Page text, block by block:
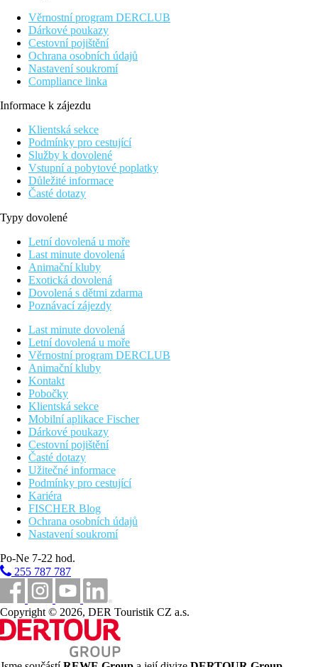
Věrnostní program DERCLUB
Dárkové poukazy
Cestovní pojištění
Ochrana osobních údajů
Nastavení soukromí
Compliance linka
Informace k zájezdu
Klientská sekce
Podmínky pro cestující
Služby k dovolené
Vstupní a pobytové poplatky
Důležité informace
Časté dotazy
Typy dovolené
Letní dovolená u moře
Last minute dovolená
Animační kluby
Exotická dovolená
Dovolená s dětmi zdarma
Poznávací zájezdy
Last minute dovolená
Letní dovolená u moře
Věrnostní program DERCLUB
Animační kluby
Kontakt
Pobočky
Klientská sekce
Mobilní aplikace Fischer
Dárkové poukazy
Cestovní pojištění
Časté dotazy
Užitečné informace
Podmínky pro cestující
Kariéra
FISCHER Blog
Ochrana osobních údajů
Nastavení soukromí
Po-Ne 7-22 hod.
255 787 787
Copyright © 2026, DER Touristik CZ a.s.